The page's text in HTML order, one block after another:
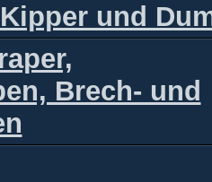
und
Brech- und